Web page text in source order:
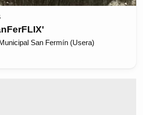
San Fermín (Usera)